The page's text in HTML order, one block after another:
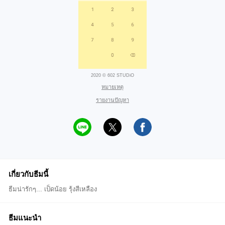
2020 © 602 STUDiO
หมายเหตุ
รายงานปัญหา
เกี่ยวกับธีมนี้
ธีมน่ารักๆ... เป็ดน้อย รุ้งสีเหลือง
ธีมแนะนำ